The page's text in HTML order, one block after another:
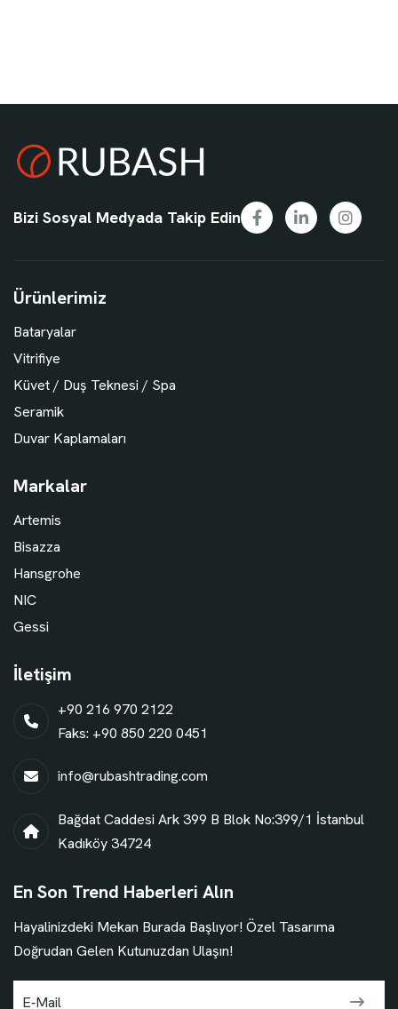
Bizi Sosyal Medyada Takip Edin
Ürünlerimiz
Bataryalar
Vitrifiye
Küvet / Duş Teknesi / Spa
Seramik
Duvar Kaplamaları
Markalar
Artemis
Bisazza
Hansgrohe
NIC
Gessi
İletişim
+90 216 970 2122
Faks: +90 850 220 0451
info@rubashtrading.com
Bağdat Caddesi Ark 399 B Blok No:399/1 İstanbul
Kadıköy 34724
En Son Trend Haberleri Alın
Hayalinizdeki Mekan Burada Başlıyor! Özel Tasarıma
Doğrudan Gelen Kutunuzdan Ulaşın!